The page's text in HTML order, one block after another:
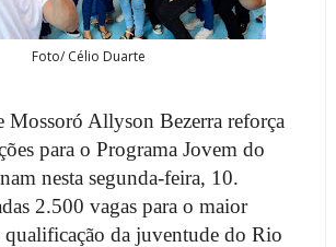
Foto/ Célio Duarte
Mossoró Allyson Bezerra reforça
para o Programa Jovem do
nesta segunda-feira, 10.
2.500 vagas para o maior
qualificação da juventude do Rio